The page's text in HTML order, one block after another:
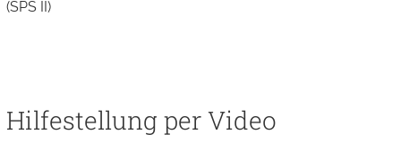
(SPS II)
Hilfestellung per Video